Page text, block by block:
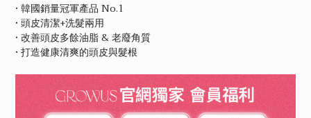
• 韓國銷量冠軍產品 No.1
• 頭皮清潔+洗髮兩用
• 改善頭皮多餘油脂 & 老廢角質
• 打造健康清爽的頭皮與髮根